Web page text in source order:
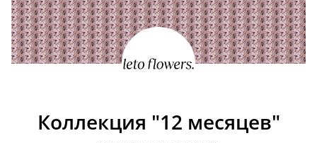
Коллекция "12 месяцев"